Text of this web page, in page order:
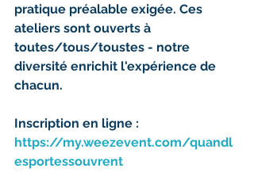
pratique préalable exigée. Ces
ateliers sont ouverts à
toutes/tous/toustes - notre
diversité enrichit l'expérience de
chacun.
Inscription en ligne :
https://my.weezevent.com/quandl
esportessouvrent